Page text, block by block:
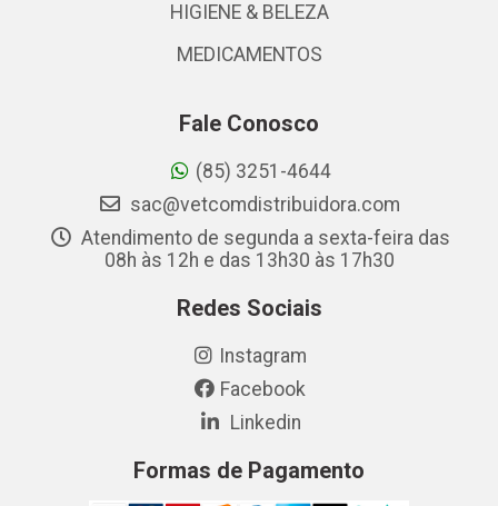
HIGIENE & BELEZA
MEDICAMENTOS
Fale Conosco
(85) 3251-4644
sac@vetcomdistribuidora.com
Atendimento de segunda a sexta-feira das
08h às 12h e das 13h30 às 17h30
Redes Sociais
Instagram
Facebook
Linkedin
Formas de Pagamento